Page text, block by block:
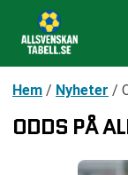
Hem / Nyheter /
ODDS PÅ